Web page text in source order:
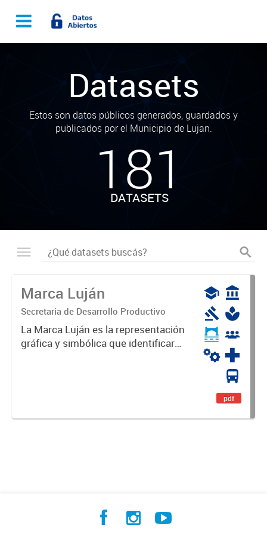
Datasets
Estos son datos públicos generados, guardados y
publicados por el Municipio de Lujan.
181
DATASETS
Marca Luján
Secretaria de Desarrollo Productivo
La Marca Luján es la representación
gráfica y simbólica que identificará
pdf